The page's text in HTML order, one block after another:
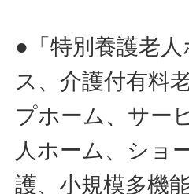
●「特別養護老
ス、介護付有料
プホーム、サー
人ホーム、ショ
護、小規模多機